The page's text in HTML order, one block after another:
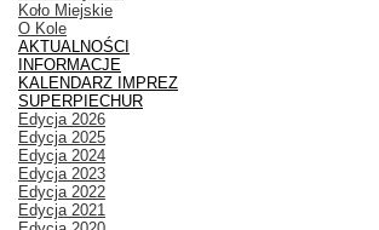
Koło Miejskie
O Kole
AKTUALNOŚCI
INFORMACJE
KALENDARZ IMPREZ
SUPERPIECHUR
Edycja 2026
Edycja 2025
Edycja 2024
Edycja 2023
Edycja 2022
Edycja 2021